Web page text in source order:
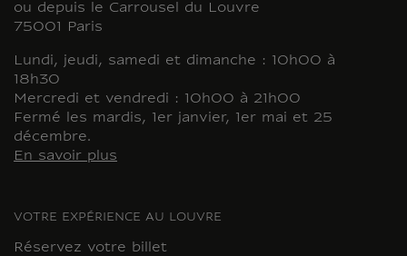
ou depuis le Carrousel du Louvre
75001 Paris
Lundi, jeudi, samedi et dimanche : 10h00 à
18h30
Mercredi et vendredi : 10h00 à 21h00
Fermé les mardis, 1er janvier, 1er mai et 25
décembre.
En savoir plus
VOTRE EXPÉRIENCE AU LOUVRE
Réservez votre billet